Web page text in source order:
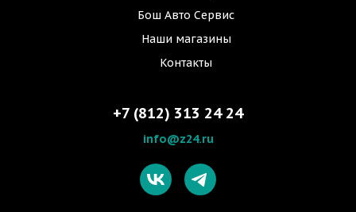
Бош Авто Сервис
Наши магазины
Контакты
+7 (812) 313 24 24
info@z24.ru